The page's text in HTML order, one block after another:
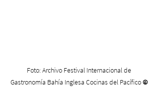
Foto: Archivo Festival Internacional de
Gastronomía Bahía Inglesa Cocinas del Pacífico ©